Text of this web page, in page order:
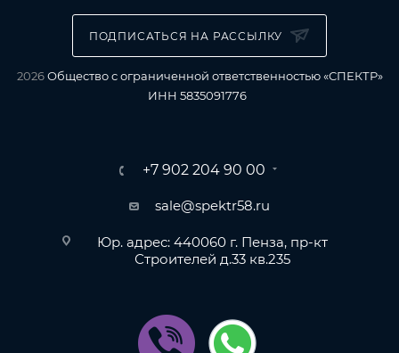
ПОДПИСАТЬСЯ НА РАССЫЛКУ
2026Общество с ограниченной ответственностью «СПЕКТР»
ИНН 5835091776
+7 902 204 90 00
sale@spektr58.ru
Юр. адрес: 440060 г. Пенза, пр-кт
Строителей д.33 кв.235